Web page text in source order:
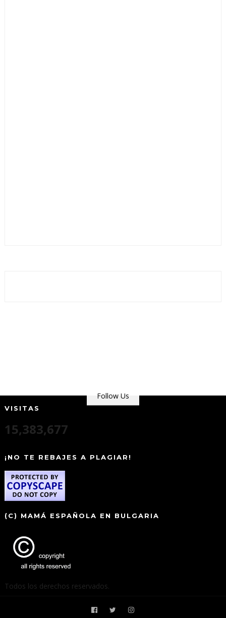
Follow Us
VISITAS
15,383,677
¡NO TE REBAJES A PLAGIAR!
(C) MAMÁ ESPAÑOLA EN BULGARIA
Todos los derechos reservados.